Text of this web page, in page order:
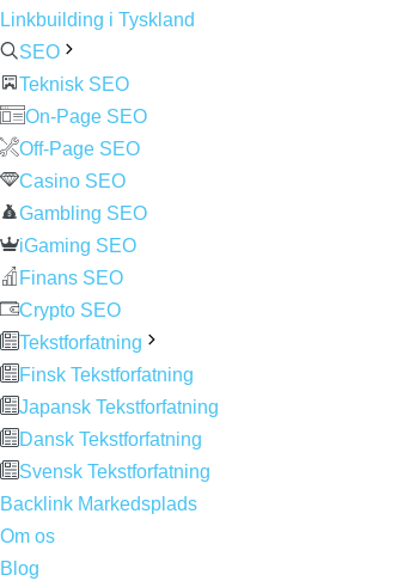
Linkbuilding i Tyskland
SEO
Teknisk SEO
On-Page SEO
Off-Page SEO
Casino SEO
Gambling SEO
iGaming SEO
Finans SEO
Crypto SEO
Tekstforfatning
Finsk Tekstforfatning
Japansk Tekstforfatning
Dansk Tekstforfatning
Svensk Tekstforfatning
Backlink Markedsplads
Om os
Blog